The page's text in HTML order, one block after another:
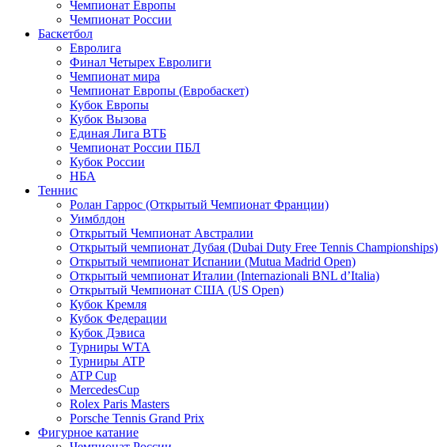
Чемпионат Европы
Чемпионат России
Баскетбол
Евролига
Финал Четырех Евролиги
Чемпионат мира
Чемпионат Европы (Евробаскет)
Кубок Европы
Кубок Вызова
Единая Лига ВТБ
Чемпионат России ПБЛ
Кубок России
НБА
Теннис
Ролан Гаррос (Открытый Чемпионат Франции)
Уимблдон
Открытый Чемпионат Австралии
Открытый чемпионат Дубая (Dubai Duty Free Tennis Championships)
Открытый чемпионат Испании (Mutua Madrid Open)
Открытый чемпионат Италии (Internazionali BNL d’Italia)
Открытый Чемпионат США (US Open)
Кубок Кремля
Кубок Федерации
Кубок Дэвиса
Турниры WTA
Турниры ATP
ATP Cup
MercedesCup
Rolex Paris Masters
Porsche Tennis Grand Prix
Фигурное катание